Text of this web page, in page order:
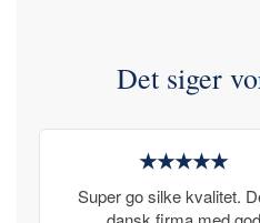
Det siger
★★★★★
Super go silke kvalitet.